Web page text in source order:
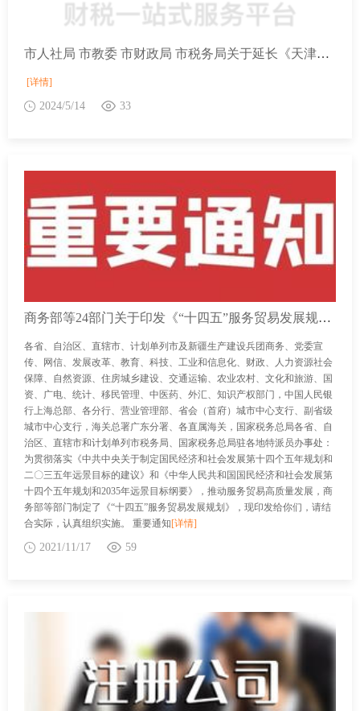
市人社局 市教委 市财政局 市税务局关于延长《天津市实习生和超龄从业人员参加工伤保险办法（试行）》有效期的通知
[详情]
2024/5/14 33
商务部等24部门关于印发《“十四五”服务贸易发展规划》的通知
各省、自治区、直辖市、计划单列市及新疆生产建设兵团商务、党委宣
传、网信、发展改革、教育、科技、工业和信息化、财政、人力资源社会
保障、自然资源、住房城乡建设、交通运输、农业农村、文化和旅游、国
资、广电、统计、移民管理、中医药、外汇、知识产权部门，中国人民银
行上海总部、各分行、营业管理部、省会（首府）城市中心支行、副省级
城市中心支行，海关总署广东分署、各直属海关，国家税务总局各省、自
治区、直辖市和计划单列市税务局、国家税务总局驻各地特派员办事处：
为贯彻落实《中共中央关于制定国民经济和社会发展第十四个五年规划和
二〇三五年远景目标的建议》和《中华人民共和国国民经济和社会发展第
十四个五年规划和2035年远景目标纲要》，推动服务贸易高质量发展，商
务部等部门制定了《“十四五”服务贸易发展规划》，现印发给你们，请结
合实际，认真组织实施。 重要通知[详情]
2021/11/17 59